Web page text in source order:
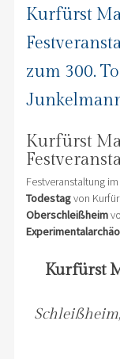
Kurfürst
zum 300.
Kurfürst
Festveranstaltung im
Todestagvon
Oberschleißheim
Kurfürst